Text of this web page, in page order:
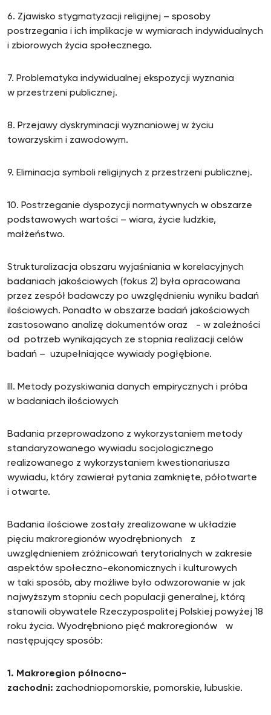
6. Zjawisko stygmatyzacji religijnej – sposoby
postrzegania i ich implikacje w wymiarach indywidualnych
i zbiorowych życia społecznego.
7. Problematyka indywidualnej ekspozycji wyznania
w przestrzeni publicznej.
8. Przejawy dyskryminacji wyznaniowej w życiu
towarzyskim i zawodowym.
9. Eliminacja symboli religijnych z przestrzeni publicznej.
10. Postrzeganie dyspozycji normatywnych w obszarze
podstawowych wartości – wiara, życie ludzkie,
małżeństwo.
Strukturalizacja obszaru wyjaśniania w korelacyjnych
badaniach jakościowych (fokus 2) była opracowana
przez zespół badawczy po uwzględnieniu wyniku badań
ilościowych. Ponadto w obszarze badań jakościowych
zastosowano analizę dokumentów oraz - w zależności
od potrzeb wynikających ze stopnia realizacji celów
badań – uzupełniające wywiady pogłębione.
III. Metody pozyskiwania danych empirycznych i próba
w badaniach ilościowych
Badania przeprowadzono z wykorzystaniem metody
standaryzowanego wywiadu socjologicznego
realizowanego z wykorzystaniem kwestionariusza
wywiadu, który zawierał pytania zamknięte, półotwarte
i otwarte.
Badania ilościowe zostały zrealizowane w układzie
pięciu makroregionów wyodrębnionych z
uwzględnieniem zróżnicowań terytorialnych w zakresie
aspektów społeczno-ekonomicznych i kulturowych
w taki sposób, aby możliwe było odwzorowanie w jak
najwyższym stopniu cech populacji generalnej, którą
stanowili obywatele Rzeczypospolitej Polskiej powyżej 18
roku życia. Wyodrębniono pięć makroregionów w
następujący sposób:
1. Makroregion północno-
zachodni: zachodniopomorskie, pomorskie, lubuskie.